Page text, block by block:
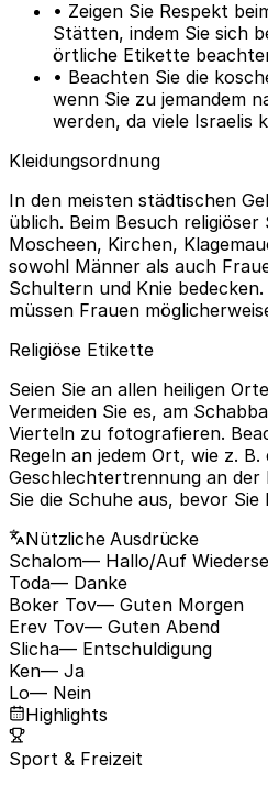
• Zeigen Sie Respekt
Stätten, indem Sie sich
örtliche Etikette
• Beachten Sie die
wenn Sie zu jemandem
werden, da viele Israelis
Kleidungsordnung
In den meisten städtischen
üblich. Beim Besuch
Moscheen, Kirchen,
sowohl Männer als auch
Schultern und Knie
müssen Frauen
Religiöse Etikette
Seien Sie an allen heiligen
Vermeiden Sie es, am
Vierteln zu fotografieren.
Regeln an jedem Ort, wie z. B.
Geschlechtertrennung an der
Sie die Schuhe aus, bevor
Nützliche Ausdrücke
Schalom— Hallo/Auf
Toda— Danke
Boker Tov— Guten Morgen
Erev Tov— Guten Abend
Slicha— Entschuldigung
Ken— Ja
Lo— Nein
Highlights
Sport & Freizeit